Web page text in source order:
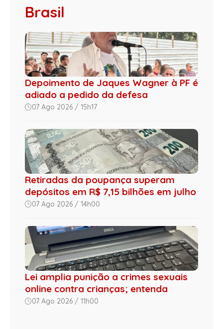
Brasil
Depoimento de Jaques Wagner à PF é
adiado a pedido da defesa
07 Ago 2026 / 15h17
Retiradas da poupança superam
depósitos em R$ 7,15 bilhões em julho
07 Ago 2026 / 14h00
Lei amplia punição a crimes sexuais
online contra crianças; entenda
07 Ago 2026 / 11h00